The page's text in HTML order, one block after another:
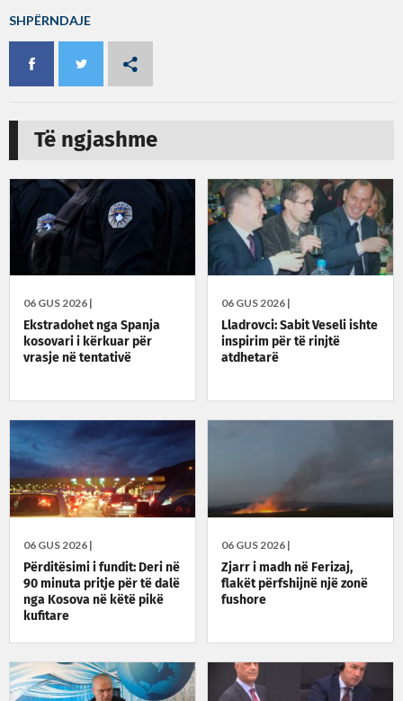
SHPËRNDAJE
Të ngjashme
06 GUS 2026 |
Ekstradohet nga Spanja
kosovari i kërkuar për
vrasje në tentativë
06 GUS 2026 |
Lladrovci: Sabit Veseli ishte
inspirim për të rinjtë
atdhetarë
06 GUS 2026 |
Përditësimi i fundit: Deri në
90 minuta pritje për të dalë
nga Kosova në këtë pikë
kufitare
06 GUS 2026 |
Zjarr i madh në Ferizaj,
flakët përfshijnë një zonë
fushore